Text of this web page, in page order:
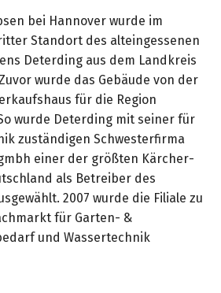
bei Hannover wurde im
Standort des alteingessenen
Deterding aus dem Landkreis
wurde das Gebäude von der
für die Region
wurde Deterding mit seiner für
zuständigen Schwesterfirma
einer der größten Kärcher-
als Betreiber des
2007 wurde die Filiale zu
für Garten- &
und Wassertechnik